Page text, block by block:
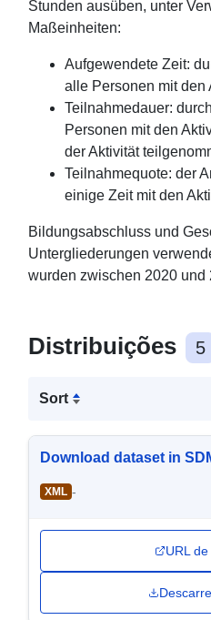
Stunden ausüben, unter
Maßeinheiten:
Aufgewendete Zeit:
alle Personen mit den
Teilnahmedauer:
Personen mit den
der Aktivität
Teilnahmequote: der
einige Zeit mit den
Bildungsabschluss und
Untergliederungen
wurden zwischen 2020 und
Distribuições 5
Sort
Download dataset in
XML -
URL